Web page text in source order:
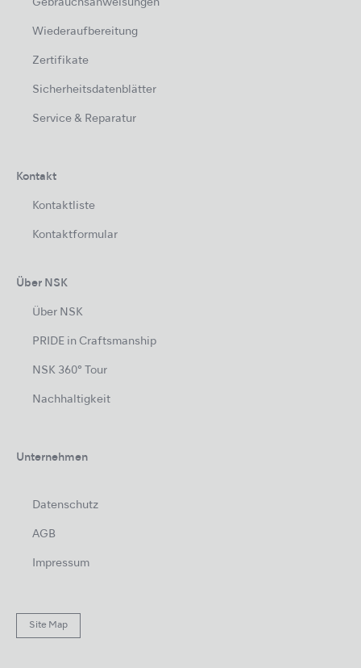
Gebrauchsanweisungen
Wiederaufbereitung
Zertifikate
Sicherheitsdatenblätter
Service & Reparatur
Kontakt
Kontaktliste
Kontaktformular
Über NSK
Über NSK
PRIDE in Craftsmanship
NSK 360° Tour
Nachhaltigkeit
Unternehmen
Datenschutz
AGB
Impressum
Site Map